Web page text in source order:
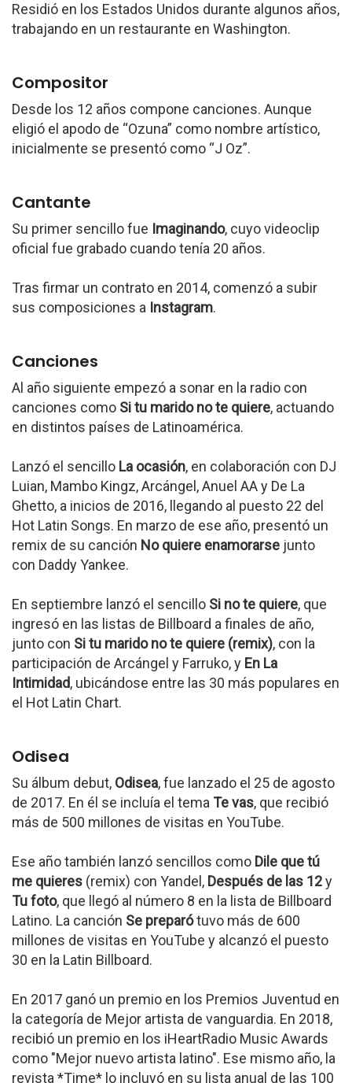
Residió en los Estados Unidos durante algunos años,
trabajando en un restaurante en Washington.
Compositor
Desde los 12 años compone canciones. Aunque
eligió el apodo de “Ozuna” como nombre artístico,
inicialmente se presentó como “J Oz”.
Cantante
Su primer sencillo fue Imaginando, cuyo videoclip
oficial fue grabado cuando tenía 20 años.
Tras firmar un contrato en 2014, comenzó a subir
sus composiciones a Instagram.
Canciones
Al año siguiente empezó a sonar en la radio con
canciones como Si tu marido no te quiere, actuando
en distintos países de Latinoamérica.
Lanzó el sencillo La ocasión, en colaboración con DJ
Luian, Mambo Kingz, Arcángel, Anuel AA y De La
Ghetto, a inicios de 2016, llegando al puesto 22 del
Hot Latin Songs. En marzo de ese año, presentó un
remix de su canción No quiere enamorarse junto
con Daddy Yankee.
En septiembre lanzó el sencillo Si no te quiere, que
ingresó en las listas de Billboard a finales de año,
junto con Si tu marido no te quiere (remix), con la
participación de Arcángel y Farruko, y En La
Intimidad, ubicándose entre las 30 más populares en
el Hot Latin Chart.
Odisea
Su álbum debut, Odisea, fue lanzado el 25 de agosto
de 2017. En él se incluía el tema Te vas, que recibió
más de 500 millones de visitas en YouTube.
Ese año también lanzó sencillos como Dile que tú
me quieres (remix) con Yandel, Después de las 12y
Tu foto, que llegó al número 8 en la lista de Billboard
Latino. La canción Se preparótuvo más de 600
millones de visitas en YouTube y alcanzó el puesto
30 en la Latin Billboard.
En 2017 ganó un premio en los Premios Juventud en
la categoría de Mejor artista de vanguardia. En 2018,
recibió un premio en los iHeartRadio Music Awards
como "Mejor nuevo artista latino". Ese mismo año, la
revista *Time* lo incluyó en su lista anual de las 100